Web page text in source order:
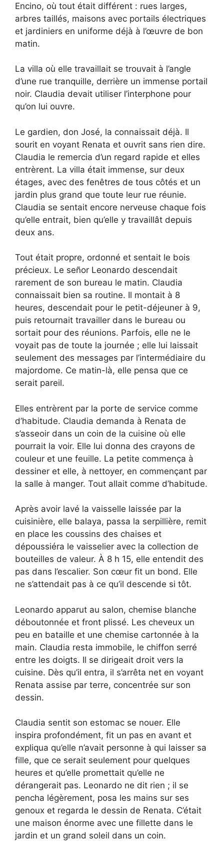
Encino, où tout était différent : rues larges,
arbres taillés, maisons avec portails électriques
et jardiniers en uniforme déjà à l’œuvre de bon
matin.
La villa où elle travaillait se trouvait à l’angle
d’une rue tranquille, derrière un immense portail
noir. Claudia devait utiliser l’interphone pour
qu’on lui ouvre.
Le gardien, don José, la connaissait déjà. Il
sourit en voyant Renata et ouvrit sans rien dire.
Claudia le remercia d’un regard rapide et elles
entrèrent. La villa était immense, sur deux
étages, avec des fenêtres de tous côtés et un
jardin plus grand que toute leur rue réunie.
Claudia se sentait encore nerveuse chaque fois
qu’elle entrait, bien qu’elle y travaillât depuis
deux ans.
Tout était propre, ordonné et sentait le bois
précieux. Le señor Leonardo descendait
rarement de son bureau le matin. Claudia
connaissait bien sa routine. Il montait à 8
heures, descendait pour le petit-déjeuner à 9,
puis retournait travailler dans le bureau ou
sortait pour des réunions. Parfois, elle ne le
voyait pas de toute la journée ; elle lui laissait
seulement des messages par l’intermédiaire du
majordome. Ce matin-là, elle pensa que ce
serait pareil.
Elles entrèrent par la porte de service comme
d’habitude. Claudia demanda à Renata de
s’asseoir dans un coin de la cuisine où elle
pourrait la voir. Elle lui donna des crayons de
couleur et une feuille. La petite commença à
dessiner et elle, à nettoyer, en commençant par
la salle à manger. Tout allait comme d’habitude.
Après avoir lavé la vaisselle laissée par la
cuisinière, elle balaya, passa la serpillière, remit
en place les coussins des chaises et
dépoussiéra le vaisselier avec la collection de
bouteilles de valeur. À 8 h 15, elle entendit des
pas dans l’escalier. Son cœur fit un bond. Elle
ne s’attendait pas à ce qu’il descende si tôt.
Leonardo apparut au salon, chemise blanche
déboutonnée et front plissé. Les cheveux un
peu en bataille et une chemise cartonnée à la
main. Claudia resta immobile, le chiffon serré
entre les doigts. Il se dirigeait droit vers la
cuisine. Dès qu’il entra, il s’arrêta net en voyant
Renata assise par terre, concentrée sur son
dessin.
Claudia sentit son estomac se nouer. Elle
inspira profondément, fit un pas en avant et
expliqua qu’elle n’avait personne à qui laisser sa
fille, que ce serait seulement pour quelques
heures et qu’elle promettait qu’elle ne
dérangerait pas. Leonardo ne dit rien ; il se
pencha légèrement, posa les mains sur ses
genoux et regarda le dessin de Renata. C’était
une maison énorme avec une fillette dans le
jardin et un grand soleil dans un coin.